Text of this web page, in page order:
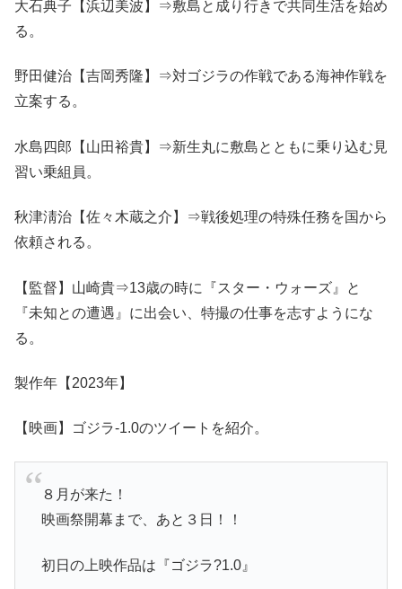
大石典子【浜辺美波】⇒敷島と成り行きで共同生活を始め
る。
野田健治【吉岡秀隆】⇒対ゴジラの作戦である海神作戦を
立案する。
水島四郎【山田裕貴】⇒新生丸に敷島とともに乗り込む見
習い乗組員。
秋津淸治【佐々木蔵之介】⇒戦後処理の特殊任務を国から
依頼される。
【監督】山崎貴⇒13歳の時に『スター・ウォーズ』と
『未知との遭遇』に出会い、特撮の仕事を志すようにな
る。
製作年【2023年】
【映画】ゴジラ-1.0のツイートを紹介。
８月が来た！
映画祭開幕まで、あと３日！！
初日の上映作品は『ゴジラ?1.0』